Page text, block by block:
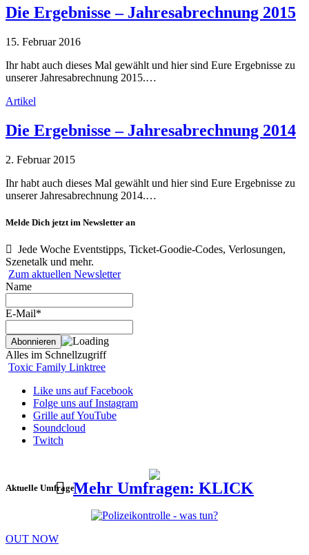
Die Ergebnisse – Jahresabrechnung 2015
15. Februar 2016
Ihr habt auch dieses Mal gewählt und hier sind Eure Ergebnisse zu
unserer Jahresabrechnung 2015.…
Artikel
Die Ergebnisse – Jahresabrechnung 2014
2. Februar 2015
Ihr habt auch dieses Mal gewählt und hier sind Eure Ergebnisse zu
unserer Jahresabrechnung 2014.…
Melde Dich jetzt im Newsletter an
Jede Woche Eventstipps, Ticket-Goodie-Codes, Verlosungen,
Szenetalk und mehr.
Zum aktuellen Newsletter
Name
E-Mail*
Alles im Schnellzugriff
Toxic Family Linktree
Like uns auf Facebook
Folge uns auf Instagram
Grille auf YouTube
Soundcloud
Twitch
Aktuelle UmfrageMehr Umfragen: KLICK
OUT NOW